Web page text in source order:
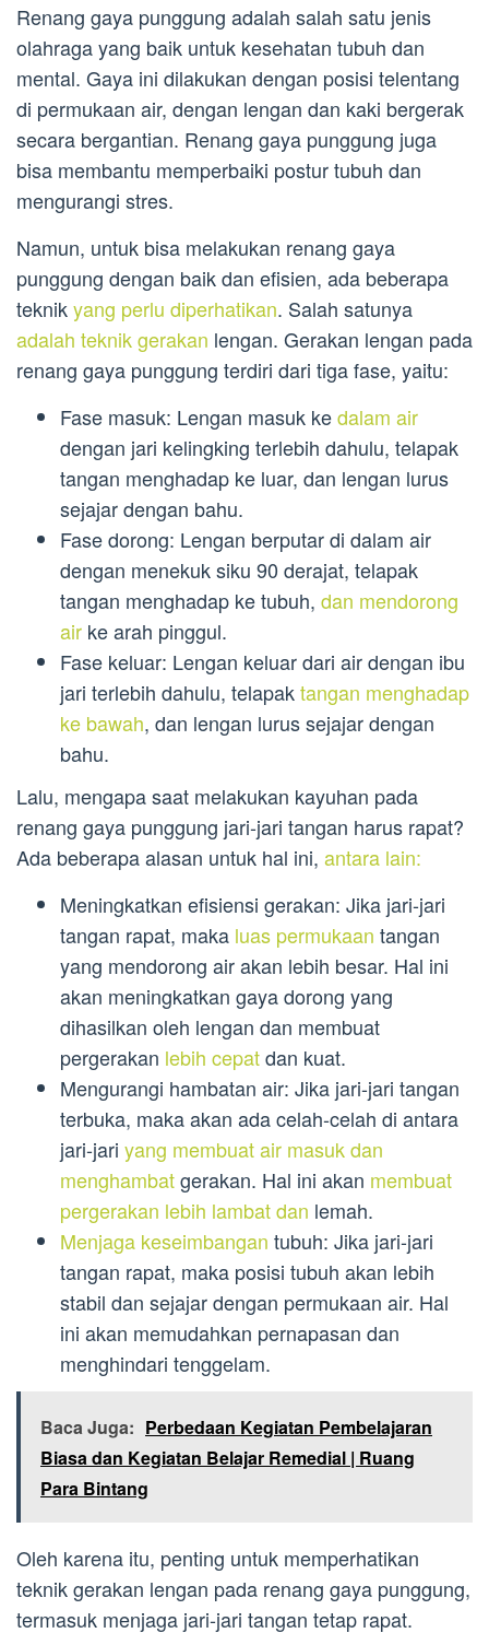
Renang gaya punggung adalah salah satu jenis
olahraga yang baik untuk kesehatan tubuh dan
mental. Gaya ini dilakukan dengan posisi telentang
di permukaan air, dengan lengan dan kaki bergerak
secara bergantian. Renang gaya punggung juga
bisa membantu memperbaiki postur tubuh dan
mengurangi stres.
Namun, untuk bisa melakukan renang gaya
punggung dengan baik dan efisien, ada beberapa
teknikyang perlu diperhatikan. Salah satunya
adalah teknik gerakan lengan. Gerakan lengan pada
renang gaya punggung terdiri dari tiga fase, yaitu:
Fase masuk: Lengan masuk kedalam air
dengan jari kelingking terlebih dahulu, telapak
tangan menghadap ke luar, dan lengan lurus
sejajar dengan bahu.
Fase dorong: Lengan berputar di dalam air
dengan menekuk siku 90 derajat, telapak
tangan menghadap ke tubuh, dan mendorong
air ke arah pinggul.
Fase keluar: Lengan keluar dari air dengan ibu
jari terlebih dahulu, telapaktangan menghadap
ke bawah, dan lengan lurus sejajar dengan
bahu.
Lalu, mengapa saat melakukan kayuhan pada
renang gaya punggung jari-jari tangan harus rapat?
Ada beberapa alasan untuk hal ini, antara lain:
Meningkatkan efisiensi gerakan: Jika jari-jari
tangan rapat, maka luas permukaan tangan
yang mendorong air akan lebih besar. Hal ini
akan meningkatkan gaya dorong yang
dihasilkan oleh lengan dan membuat
pergerakan lebih cepatdan kuat.
Mengurangi hambatan air: Jika jari-jari tangan
terbuka, maka akan ada celah-celah di antara
jari-jari yang membuat air masuk dan
menghambatgerakan. Hal ini akan membuat
pergerakan lebih lambat dan lemah.
Menjaga keseimbangan tubuh: Jika jari-jari
tangan rapat, maka posisi tubuh akan lebih
stabil dan sejajar dengan permukaan air. Hal
ini akan memudahkan pernapasan dan
menghindari tenggelam.
Baca Juga: Perbedaan Kegiatan Pembelajaran
Biasa dan Kegiatan Belajar Remedial | Ruang
Para Bintang
Oleh karena itu, penting untuk memperhatikan
teknik gerakan lengan pada renang gaya punggung,
termasuk menjaga jari-jari tangan tetap rapat.